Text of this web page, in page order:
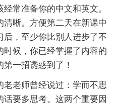
常准备你的中文和英文。
清晰。方便第二天在新课中
，至少你比别人进步了不
时候，你已经掌握了内容的
一招诱惑到了！
老老师曾经说过：学而不思
要多思考。这两个重要因